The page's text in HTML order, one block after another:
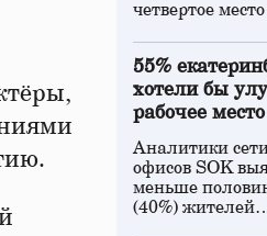
четвертое
55%
хотели бы
рабочее место
Аналитики
офисов SOK
меньше
(40%)